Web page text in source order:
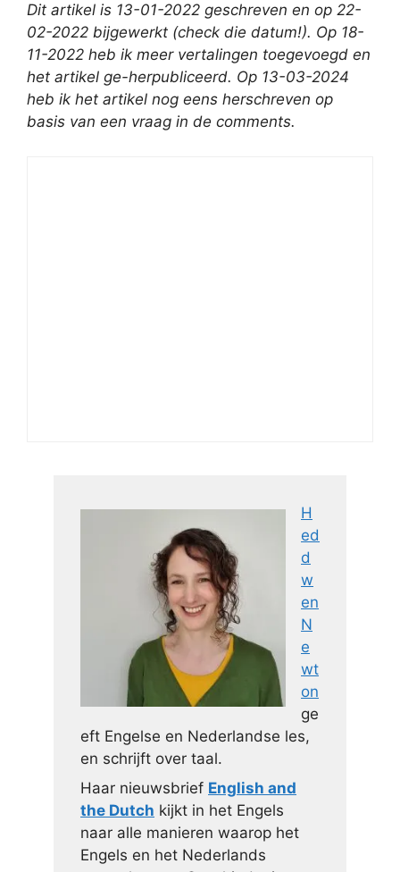
Dit artikel is 13-01-2022 geschreven en op 22-
02-2022 bijgewerkt (check die datum!). Op 18-
11-2022 heb ik meer vertalingen toegevoegd en
het artikel ge-herpubliceerd. Op 13-03-2024
heb ik het artikel nog eens herschreven op
basis van een vraag in de comments.
H
ed
d
w
en
N
e
wt
on
ge
eft Engelse en Nederlandse les,
en schrijft over taal.
Haar nieuwsbrief English and
the Dutch kijkt in het Engels
naar alle manieren waarop het
Engels en het Nederlands